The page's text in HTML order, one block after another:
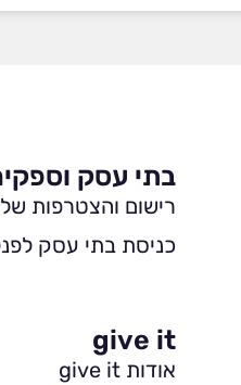
בתי עסק
רישום והצטרפות
כניסת בתי עסק
give it
אודות give it